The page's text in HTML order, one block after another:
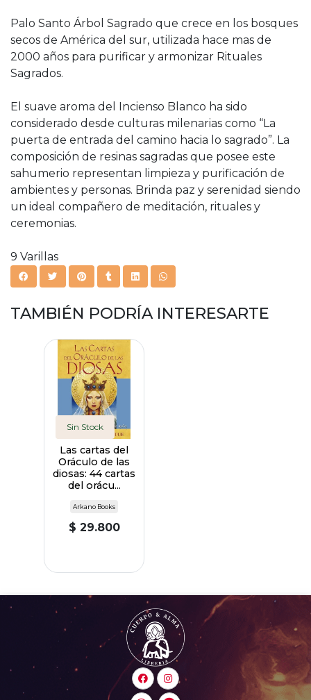
Palo Santo Árbol Sagrado que crece en los bosques
secos de América del sur, utilizada hace mas de
2000 años para purificar y armonizar Rituales
Sagrados.
El suave aroma del Incienso Blanco ha sido
considerado desde culturas milenarias como “La
puerta de entrada del camino hacia lo sagrado”. La
composición de resinas sagradas que posee este
sahumerio representan limpieza y purificación de
ambientes y personas. Brinda paz y serenidad siendo
un ideal compañero de meditación, rituales y
ceremonias.
9 Varillas
TAMBIÉN PODRÍA INTERESARTE
Sin Stock
Las cartas del
Oráculo de las
diosas: 44 cartas
del orácu...
Arkano Books
$ 29.800